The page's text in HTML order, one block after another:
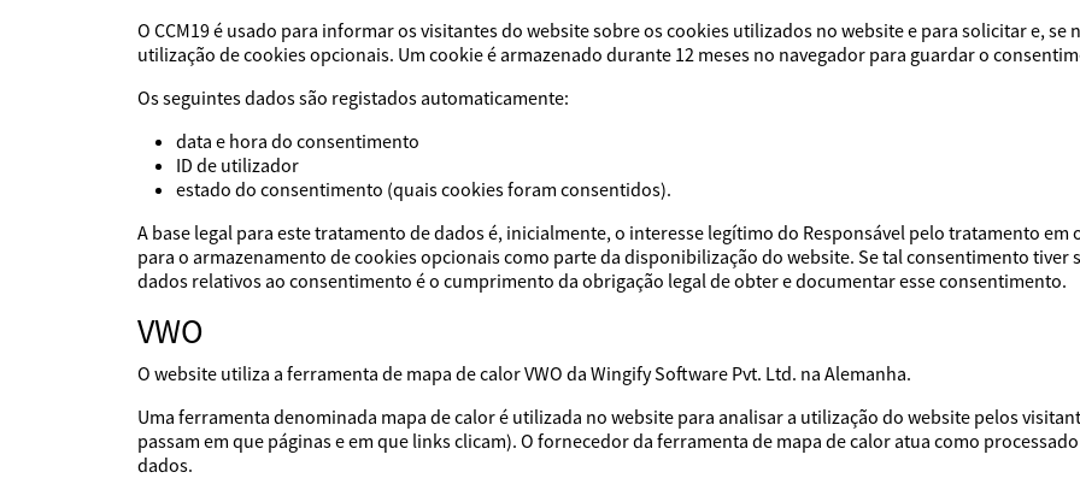
O CCM19 é usado para informar os visitantes do website sobre os cookies utilizados no website e para solicitar e,
utilização de cookies opcionais. Um cookie é armazenado durante 12 meses no navegador para guardar o
Os seguintes dados são registados automaticamente:
data e hora do consentimento
ID de utilizador
estado do consentimento (quais cookies foram consentidos).
A base legal para este tratamento de dados é, inicialmente, o interesse legítimo do Responsável pelo tratamento
para o armazenamento de cookies opcionais como parte da disponibilização do website. Se tal consentimento tiver
dados relativos ao consentimento é o cumprimento da obrigação legal de obter e documentar esse consentimento.
VWO
O website utiliza a ferramenta de mapa de calor VWO da Wingify Software Pvt. Ltd. na Alemanha.
Uma ferramenta denominada mapa de calor é utilizada no website para analisar a utilização do website pelos
passam em que páginas e em que links clicam). O fornecedor da ferramenta de mapa de calor atua como
dados.